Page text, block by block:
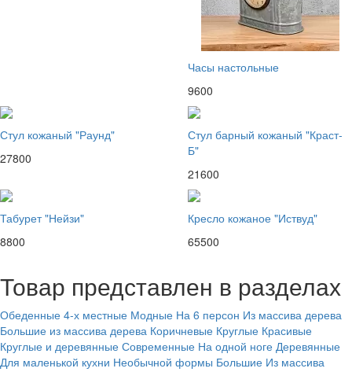
Часы настольные
9600
Стул кожаный "Раунд"
27800
Стул барный кожаный "Краст-
Б"
21600
Табурет "Нейзи"
8800
Кресло кожаное "Иствуд"
65500
Товар представлен в разделах
Обеденные 4-х местные Модные На 6 персон Из массива дерева
Большие из массива дерева Коричневые Круглые Красивые
Круглые и деревянные Современные На одной ноге Деревянные
Для маленькой кухни Необычной формы Большие Из массива